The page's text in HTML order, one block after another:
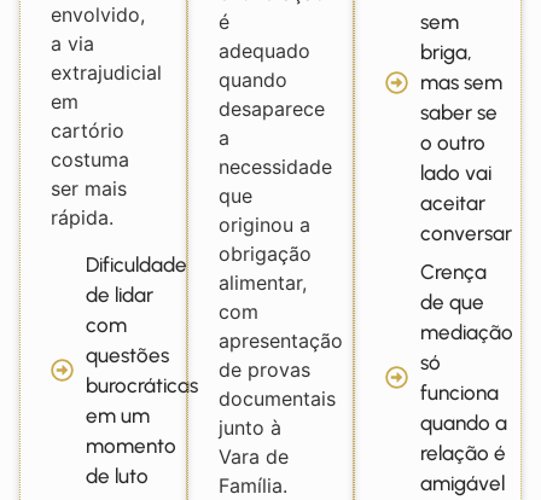
envolvido,
a via
extrajudicial
em
cartório
costuma
ser mais
rápida.
Dificuldade
de lidar
com
questões
burocráticas
em um
momento
de luto
é
adequado
quando
desaparece
a
necessidade
que
originou a
obrigação
alimentar,
com
apresentação
de provas
documentais
junto à
Vara de
Família.
sem
briga,
mas sem
saber se
o outro
lado vai
aceitar
conversar
Crença
de que
mediação
só
funciona
quando a
relação é
amigável